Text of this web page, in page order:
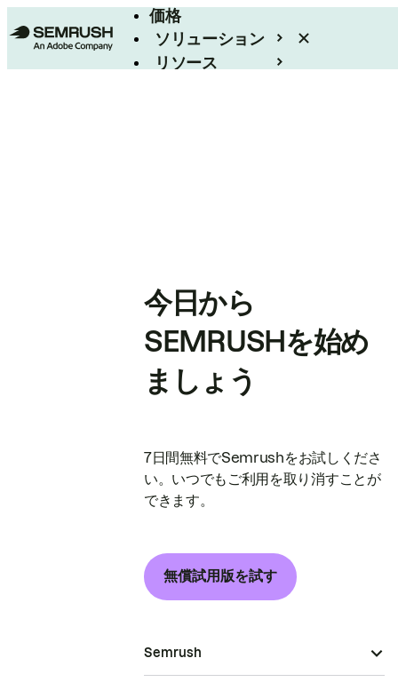
価格
ソリューション
リソース
今日から
SEMRUSHを始め
ましょう
7日間無料でSemrushをお試しくださ
い。いつでもご利用を取り消すことが
できます。
無償試用版を試す
Semrush